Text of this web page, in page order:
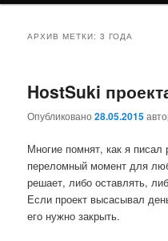
АРХИВ МЕТКИ:3 ГОДА
HostSuki
Опубликовано28.05.2015
Многие помнят, как я писал
переломный момент для
решает, либо оставлять,
Если проект высасывал
его нужно закрыть.